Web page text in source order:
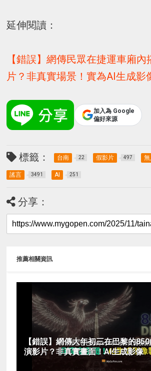
延伸閱讀：
【錯誤】網傳民眾在捷運車廂
片？非真實場景！實為AI生成影
加入為 Google
偏好來源
標籤： 台南 22 假影片 497
謠言 3491 AI 251
分享：
推薦相關資訊
【錯誤】網傳大年初三在巴黎的
演影片？非真實畫面！AI生成影像